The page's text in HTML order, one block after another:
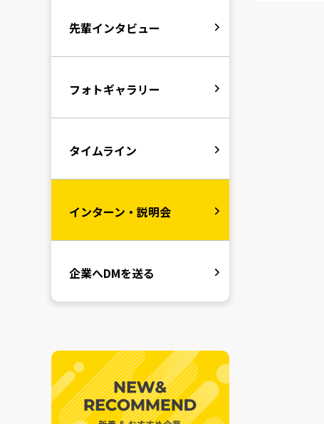
先輩インタビュー
フォトギャラリー
タイムライン
インターン・説明会
企業へDMを送る